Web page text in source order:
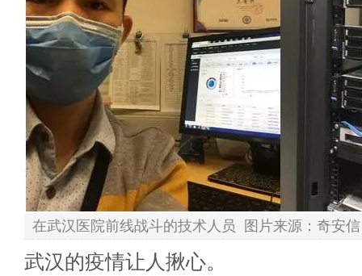
在武汉医院前线战斗的技术人员 图片来源：奇安信
武汉的疫情让人揪心。